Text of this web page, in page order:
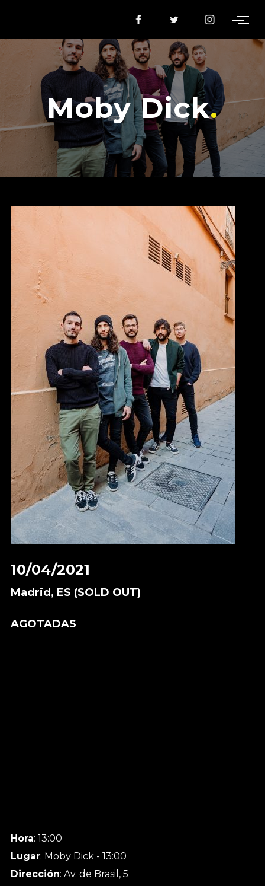
Moby Dick
10/04/2021
Madrid, ES (SOLD OUT)
AGOTADAS
Hora: 13:00
Lugar: Moby Dick - 13:00
Dirección: Av. de Brasil, 5